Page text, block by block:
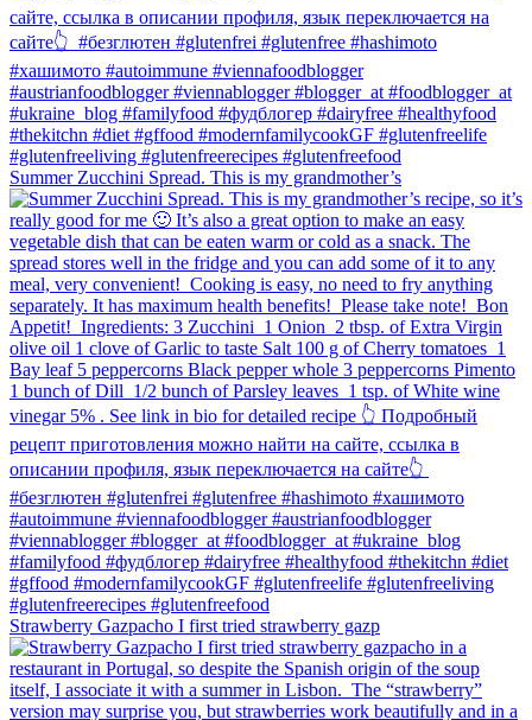
Summer Zucchini Spread.⁠ This is my grandmother’s
Strawberry Gazpacho⁠ I first tried strawberry gazp